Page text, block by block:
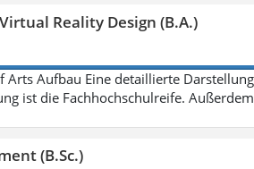
Reality Design (B.A.)
Arts Aufbau Eine detaillierte
ist die Fachhochschulreife.
(B.Sc.)